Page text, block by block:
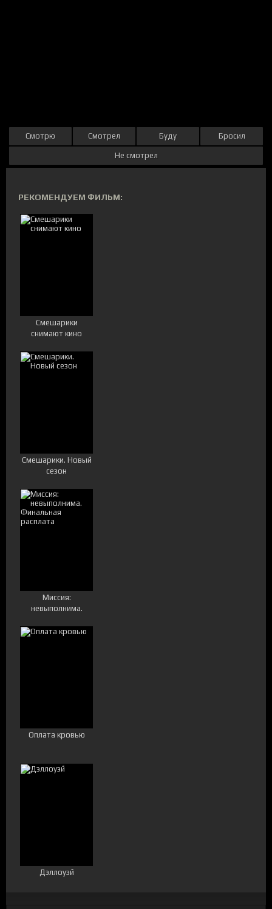
Смотрю Смотрел Буду Бросил
Не смотрел
РЕКОМЕНДУЕМ ФИЛЬМ:
Смешарики
снимают кино
Смешарики. Новый
сезон
Миссия:
невыполнима.
расплата
Оплата кровью
Дэллоуэй